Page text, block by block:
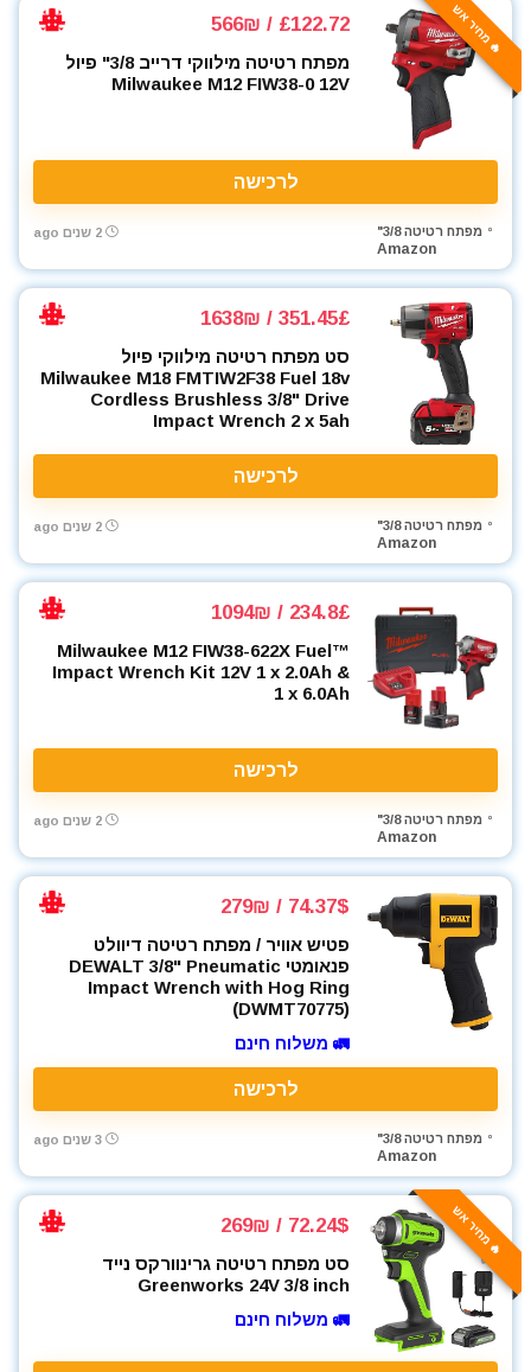
🔥 מחיר אש £122.72 / 566₪
מפתח רטיטה מילווקי דרייב 3/8" פיול
Milwaukee M12 FIW38-0 12V
לרכישה
מפתח רטיטה 3/8"
Amazon
2 שנים ago
351.45£ / 1638₪
סט מפתח רטיטה מילווקי פיול
Milwaukee M18 FMTIW2F38 Fuel 18v
Cordless Brushless 3/8" Drive
Impact Wrench 2 x 5ah
לרכישה
מפתח רטיטה 3/8"
Amazon
2 שנים ago
234.8£ / 1094₪
Milwaukee M12 FIW38-622X Fuel™
Impact Wrench Kit 12V 1 x 2.0Ah &
1 x 6.0Ah
לרכישה
מפתח רטיטה 3/8"
Amazon
2 שנים ago
74.37$ / 279₪
פטיש אוויר / מפתח רטיטה דיוולט
פנאומטי DEWALT 3/8" Pneumatic
Impact Wrench with Hog Ring
(DWMT70775)
🚛 משלוח חינם
לרכישה
מפתח רטיטה 3/8"
Amazon
3 שנים ago
🔥 מחיר אש 72.24$ / 269₪
סט מפתח רטיטה גרינוורקס נייד
Greenworks 24V 3/8 inch
🚛 משלוח חינם